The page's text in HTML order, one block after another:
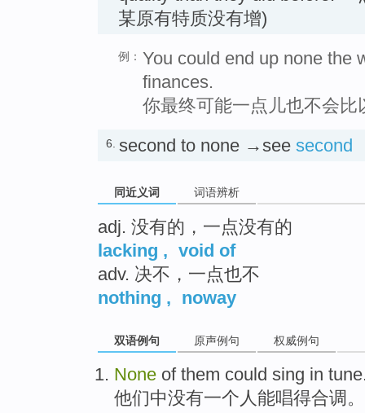
某原有特质没有增)
例： You could end up none the
finances.
你最终可能一点儿也不会比
6. second to none →see second
同近义词 词语辨析
adj. 没有的，一点没有的
lacking , void of
adv. 决不，一点也不
nothing , noway
双语例句 原声例句 权威例句
None of them could sing in tune
他们中没有一个人能唱得合调。